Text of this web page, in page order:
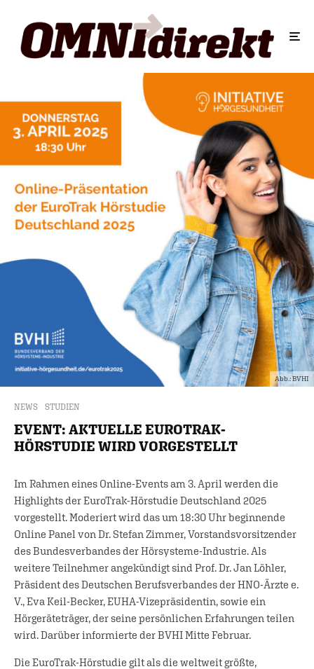
Abb.: BVHI
NEWS STUDIEN
EVENT: AKTUELLE EUROTRAK-
HÖRSTUDIE WIRD VORGESTELLT
Im Rahmen eines Online-Events am 3. April werden die
Highlights der EuroTrak-Hörstudie Deutschland 2025
vorgestellt. Moderiert wird das um 18:30 Uhr beginnende
Online Panel von Dr. Stefan Zimmer, Vorstandsvorsitzender
des Bundesverbandes der Hörsysteme-Industrie. Als
weitere Teilnehmer angekündigt sind Prof. Dr. Jan Löhler,
Präsident des Deutschen Berufsverbandes der HNO-Ärzte e.
V., Eva Keil-Becker, EUHA-Vizepräsidentin, sowie ein
Hörgeräteträger, der seine persönlichen Erfahrungen teilen
wird. Darüber informierte der BVHI Mitte Februar.
Die EuroTrak-Hörstudie gilt als die weltweit größte,